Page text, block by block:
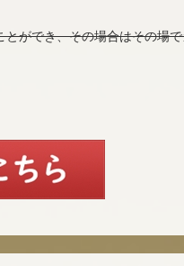
ができ、その場合はその場